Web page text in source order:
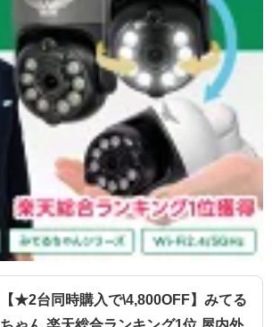
【★2台同時購入で\4,800OFF】みてる
ちゃん 楽天総合ランキング1位 屋内外